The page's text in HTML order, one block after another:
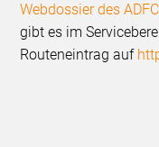
Webdossier des ADFC
gibt es im
Routeneintrag auf